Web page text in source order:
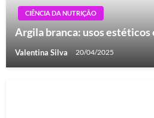
CIÊNCIA DA NUTRIÇÃO
Argila branca: usos
Valentina Silva 20/04/2025